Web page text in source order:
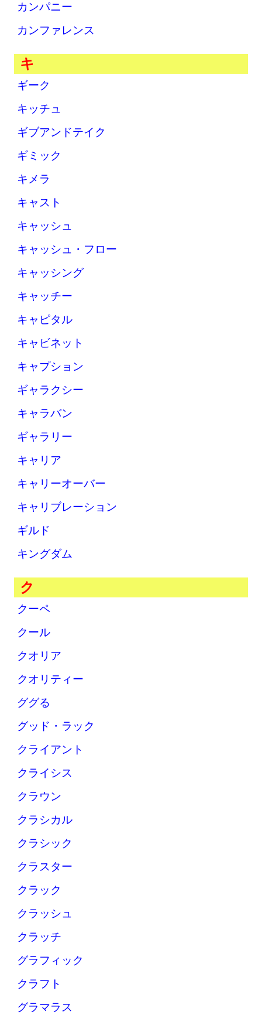
カンパニー
カンファレンス
キ
ギーク
キッチュ
ギブアンドテイク
ギミック
キメラ
キャスト
キャッシュ
キャッシュ・フロー
キャッシング
キャッチー
キャピタル
キャビネット
キャプション
ギャラクシー
キャラバン
ギャラリー
キャリア
キャリーオーバー
キャリブレーション
ギルド
キングダム
ク
クーペ
クール
クオリア
クオリティー
ググる
グッド・ラック
クライアント
クライシス
クラウン
クラシカル
クラシック
クラスター
クラック
クラッシュ
クラッチ
グラフィック
クラフト
グラマラス